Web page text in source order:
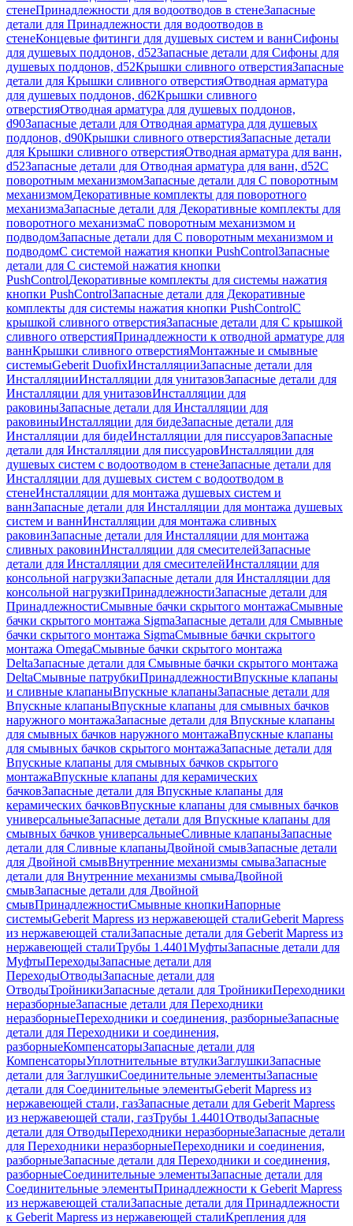
стенеПринадлежности для водоотводов в стенеЗапасные
детали для Принадлежности для водоотводов в
стенеКонцевые фитинги для душевых систем и ваннСифоны
для душевых поддонов, d52Запасные детали для Сифоны для
душевых поддонов, d52Крышки сливного отверстияЗапасные
детали для Крышки сливного отверстияОтводная арматура
для душевых поддонов, d62Крышки сливного
отверстияОтводная арматура для душевых поддонов,
d90Запасные детали для Отводная арматура для душевых
поддонов, d90Крышки сливного отверстияЗапасные детали
для Крышки сливного отверстияОтводная арматура для ванн,
d52Запасные детали для Отводная арматура для ванн, d52С
поворотным механизмомЗапасные детали для С поворотным
механизмомДекоративные комплекты для поворотного
механизмаЗапасные детали для Декоративные комплекты для
поворотного механизмаС поворотным механизмом и
подводомЗапасные детали для С поворотным механизмом и
подводомС системой нажатия кнопки PushControlЗапасные
детали для С системой нажатия кнопки
PushControlДекоративные комплекты для системы нажатия
кнопки PushControlЗапасные детали для Декоративные
комплекты для системы нажатия кнопки PushControlС
крышкой сливного отверстияЗапасные детали для С крышкой
сливного отверстияПринадлежности к отводной арматуре для
ваннКрышки сливного отверстияМонтажные и смывные
системыGeberit DuofixИнсталляцииЗапасные детали для
ИнсталляцииИнсталляции для унитазовЗапасные детали для
Инсталляции для унитазовИнсталляции для
раковиныЗапасные детали для Инсталляции для
раковиныИнсталляции для бидеЗапасные детали для
Инсталляции для бидеИнсталляции для писсуаровЗапасные
детали для Инсталляции для писсуаровИнсталляции для
душевых систем с водоотводом в стенеЗапасные детали для
Инсталляции для душевых систем с водоотводом в
стенеИнсталляции для монтажа душевых систем и
ваннЗапасные детали для Инсталляции для монтажа душевых
систем и ваннИнсталляции для монтажа сливных
раковинЗапасные детали для Инсталляции для монтажа
сливных раковинИнсталляции для смесителейЗапасные
детали для Инсталляции для смесителейИнсталляции для
консольной нагрузкиЗапасные детали для Инсталляции для
консольной нагрузкиПринадлежностиЗапасные детали для
ПринадлежностиСмывные бачки скрытого монтажаСмывные
бачки скрытого монтажа SigmaЗапасные детали для Смывные
бачки скрытого монтажа SigmaСмывные бачки скрытого
монтажа OmegaСмывные бачки скрытого монтажа
DeltaЗапасные детали для Смывные бачки скрытого монтажа
DeltaСмывные патрубкиПринадлежностиВпускные клапаны
и сливные клапаныВпускные клапаныЗапасные детали для
Впускные клапаныВпускные клапаны для смывных бачков
наружного монтажаЗапасные детали для Впускные клапаны
для смывных бачков наружного монтажаВпускные клапаны
для смывных бачков скрытого монтажаЗапасные детали для
Впускные клапаны для смывных бачков скрытого
монтажаВпускные клапаны для керамических
бачковЗапасные детали для Впускные клапаны для
керамических бачковВпускные клапаны для смывных бачков
универсальныеЗапасные детали для Впускные клапаны для
смывных бачков универсальныеСливные клапаныЗапасные
детали для Сливные клапаныДвойной смывЗапасные детали
для Двойной смывВнутренние механизмы смываЗапасные
детали для Внутренние механизмы смываДвойной
смывЗапасные детали для Двойной
смывПринадлежностиСмывные кнопкиНапорные
системыGeberit Mapress из нержавеющей сталиGeberit Mapress
из нержавеющей сталиЗапасные детали для Geberit Mapress из
нержавеющей сталиТрубы 1.4401МуфтыЗапасные детали для
МуфтыПереходыЗапасные детали для
ПереходыОтводыЗапасные детали для
ОтводыТройникиЗапасные детали для ТройникиПереходники
неразборныеЗапасные детали для Переходники
неразборныеПереходники и соединения, разборныеЗапасные
детали для Переходники и соединения,
разборныеКомпенсаторыЗапасные детали для
КомпенсаторыУплотнительные втулкиЗаглушкиЗапасные
детали для ЗаглушкиСоединительные элементыЗапасные
детали для Соединительные элементыGeberit Mapress из
нержавеющей стали, газЗапасные детали для Geberit Mapress
из нержавеющей стали, газТрубы 1.4401ОтводыЗапасные
детали для ОтводыПереходники неразборныеЗапасные детали
для Переходники неразборныеПереходники и соединения,
разборныеЗапасные детали для Переходники и соединения,
разборныеСоединительные элементыЗапасные детали для
Соединительные элементыПринадлежности к Geberit Mapress
из нержавеющей сталиЗапасные детали для Принадлежности
к Geberit Mapress из нержавеющей сталиКрепления для